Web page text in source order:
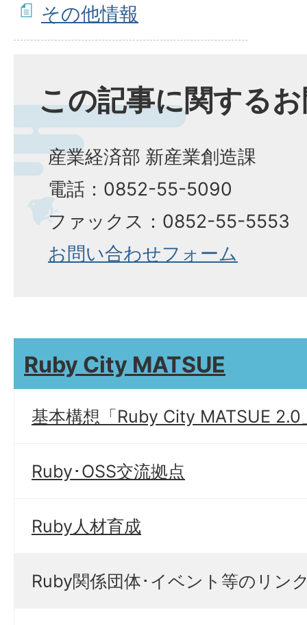
その他情報
この記事に関する
産業経済部 新産業創造課
電話：0852-55-5090
ファックス：0852-55-5553
お問い合わせフォーム
Ruby City MATSUE
基本構想「Ruby City MATSUE 2.0
Ruby･OSS交流拠点
Ruby人材育成
Ruby関係団体･イベント等のリン